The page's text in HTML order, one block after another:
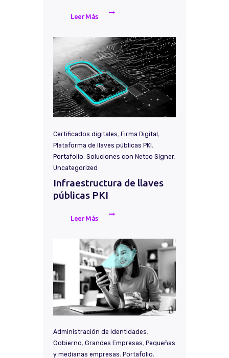
Leer Más
Certificados digitales, Firma Digital,
Plataforma de llaves públicas PKI,
Portafolio, Soluciones con Netco Signer,
Uncategorized
Infraestructura de llaves
públicas PKI
Leer Más
Administración de Identidades,
Gobierno, Grandes Empresas, Pequeñas
y medianas empresas, Portafolio,